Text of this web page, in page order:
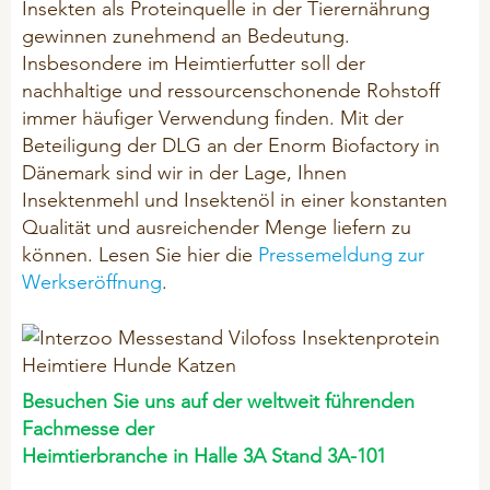
Mineralfutter
Mineral-Leckmassen
Problemlöser
Silierhilfsmittel
GEFLÜGEL
BIO-Produkte (ÖVO)
Hygiene
Picksteine/ Beschäftigung
Problemlöser
CSR
IMPRESSUM
Insekten als Proteinquelle in der Tierernährung
gewinnen zunehmend an Bedeutung.
Insbesondere im Heimtierfutter soll der
nachhaltige und ressourcenschonende Rohstoff
immer häufiger Verwendung finden. Mit der
Beteiligung der DLG an der Enorm Biofactory in
Dänemark sind wir in der Lage, Ihnen
Insektenmehl und Insektenöl in einer konstanten
Qualität und ausreichender Menge liefern zu
können. Lesen Sie hier die Pressemeldung zur
Werkseröffnung.
Besuchen Sie uns auf derweltweit führenden
Fachmesse der
Heimtierbranche in Halle 3A Stand 3A-101